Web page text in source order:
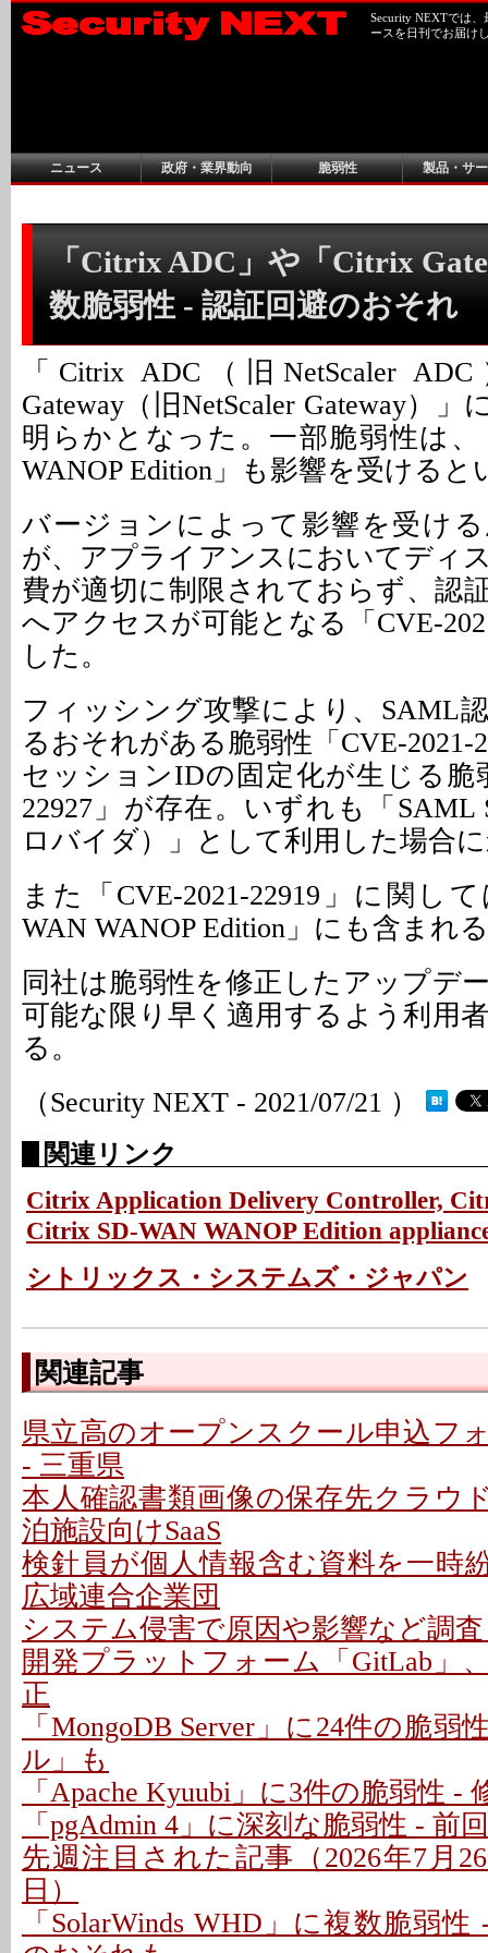
Security NEXTでは
ースを日刊でお届け
ニュース 政府・業界動向 脆弱性 製品・サ
「Citrix ADC」や「Citrix
数脆弱性 - 認証回避のおそれ
「Citrix ADC（旧NetScaler
Gateway（旧NetScaler Gateway）
明らかとなった。一部脆弱性は、
WANOP Edition」も影響を受けると
バージョンによって影響を受け
が、アプライアンスにおいてディ
費が適切に制限されておらず、認
へアクセスが可能となる「CVE-
した。
フィッシング攻撃により、SAML
るおそれがある脆弱性「CVE-2021-
セッションIDの固定化が生じる脆
22927」が存在。いずれも「SAML
ロバイダ）」として利用した場合
また「CVE-2021-22919」に関し
WAN WANOP Edition」にも含まれ
同社は脆弱性を修正したアップデ
可能な限り早く適用するよう利用
る。
（Security NEXT - 2021/07/21 ）
関連リンク
Citrix Application Delivery Controller,
Citrix SD-WAN WANOP Edition
シトリックス・システムズ・ジャパン
関連記事
県立高のオープンスクール申込フ
- 三重県
本人確認書類画像の保存先クラウ
泊施設向けSaaS
検針員が個人情報含む資料を一時
広域連合企業団
システム侵害で原因や影響など調
開発プラットフォーム「GitLab」
正
「MongoDB Server」に24件の脆
ル」も
「Apache Kyuubi」に3件の脆弱性 -
「pgAdmin 4」に深刻な脆弱性 - 前
先週注目された記事（2026年7月
日）
「SolarWinds WHD」に複数脆弱